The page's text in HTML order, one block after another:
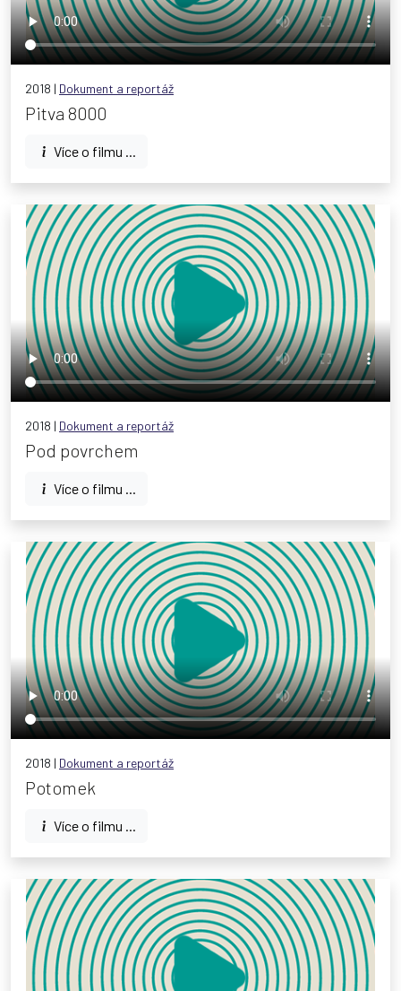
2018 | Dokument a reportáž
Pitva 8000
Více o filmu ...
2018 | Dokument a reportáž
Pod povrchem
Více o filmu ...
2018 | Dokument a reportáž
Potomek
Více o filmu ...